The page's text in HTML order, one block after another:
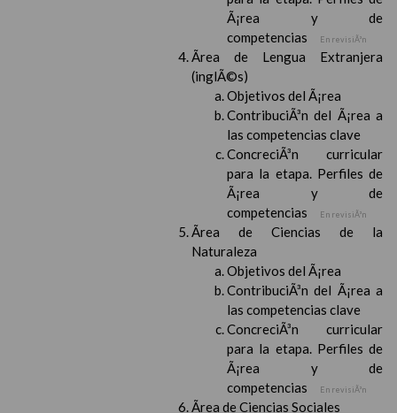
Ã¡rea y de
competencias
En revisiÃ³n
Ãrea de Lengua Extranjera
(inglÃ©s)
Objetivos del Ã¡rea
ContribuciÃ³n del Ã¡rea a
las competencias clave
ConcreciÃ³n curricular
para la etapa. Perfiles de
Ã¡rea y de
competencias
En revisiÃ³n
Ãrea de Ciencias de la
Naturaleza
Objetivos del Ã¡rea
ContribuciÃ³n del Ã¡rea a
las competencias clave
ConcreciÃ³n curricular
para la etapa. Perfiles de
Ã¡rea y de
competencias
En revisiÃ³n
Ãrea de Ciencias Sociales